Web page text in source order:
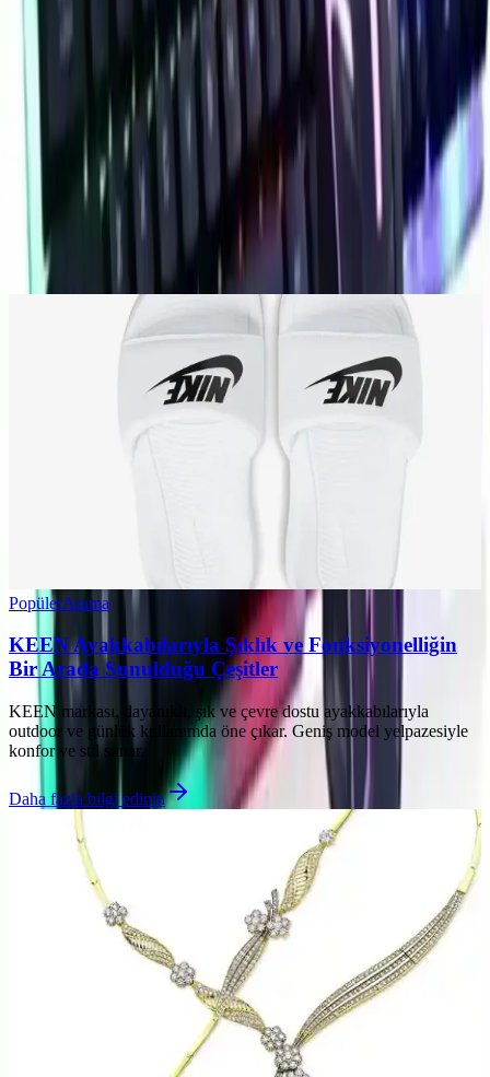
Yorumlar:
0 Beğen
Ayın popüler yazıları
PopülerArama
KEEN Ayakkabılarıyla Şıklık ve Fonksiyonelliğin
Bir Arada Sunulduğu Çeşitler
KEEN markası, dayanıklı, şık ve çevre dostu ayakkabılarıyla
outdoor ve günlük kullanımda öne çıkar. Geniş model yelpazesiyle
konfor ve stil sunar.
Daha fazla bilgi edinin